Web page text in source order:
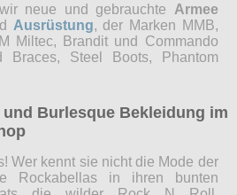
neue und gebrauchte Armee
Ausrüstung, der Marken MMB,
Miltec, Brandit und Commando
Braces, Steel Boots, Phantom
Burlesque Bekleidung im
Wer kennt sie nicht die Mode der
Rockabellas in ihren bunten